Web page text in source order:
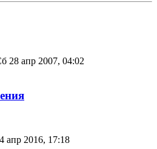
28 апр 2007, 04:02
апр 2016, 17:18